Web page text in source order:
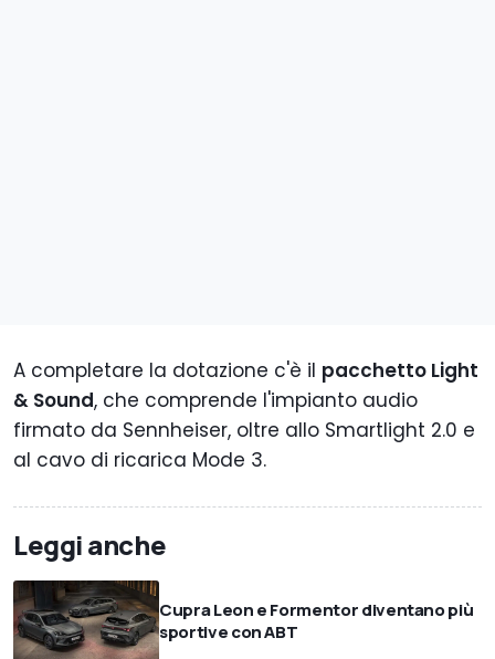
A completare la dotazione c'è il pacchetto Light
& Sound, che comprende l'impianto audio
firmato da Sennheiser, oltre allo Smartlight 2.0 e
al cavo di ricarica Mode 3.
Leggi anche
Cupra Leon e Formentor diventano più
sportive con ABT